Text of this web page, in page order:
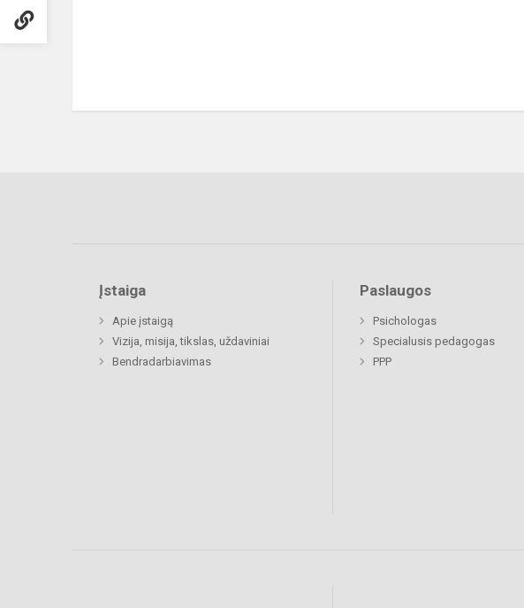
Įstaiga
Apie įstaigą
Vizija, misija, tikslas, uždaviniai
Bendradarbiavimas
Paslaugos
Psichologas
Specialusis pedagogas
PPP